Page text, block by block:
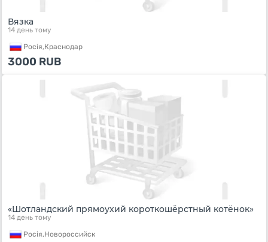
Вязка
14 день тому
Росiя,Краснодар
3000 RUB
«Шотландский прямоухий короткошёрстный котёнок»
14 день тому
Росiя,Новороссийск